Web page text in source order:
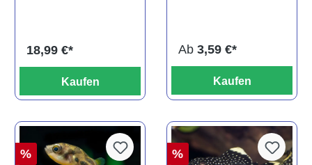
18,99 €*
Kaufen
Ab 3,59 €*
Kaufen
%
%